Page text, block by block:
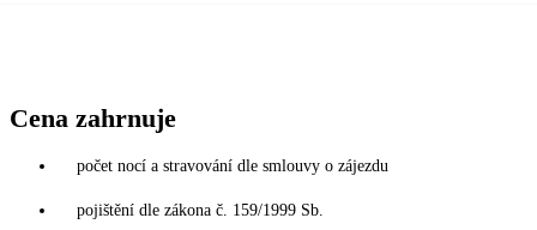
Cena zahrnuje
počet nocí a stravování dle smlouvy o zájezdu
pojištění dle zákona č. 159/1999 Sb.